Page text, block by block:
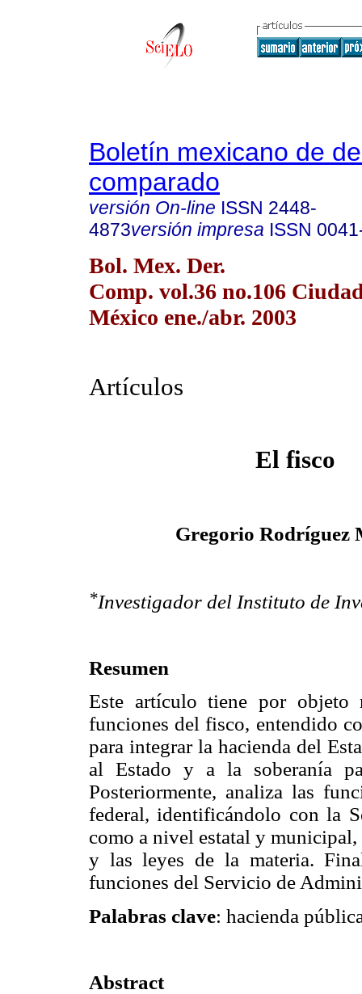
Boletín mexicano de
comparado
versión On-line ISSN 2448-
4873versión impresa ISSN
Bol. Mex. Der.
Comp. vol.36 no.106
México ene./abr. 2003
Artículos
El fisco
Gregorio Rodríguez
*Investigador del Instituto de
Resumen
Este artículo tiene por
funciones del fisco, entendido
para integrar la hacienda del
al Estado y a la soberanía
Posteriormente, analiza las
federal, identificándolo con la
como a nivel estatal y
y las leyes de la materia.
funciones del Servicio de
Palabras clave: hacienda
Abstract